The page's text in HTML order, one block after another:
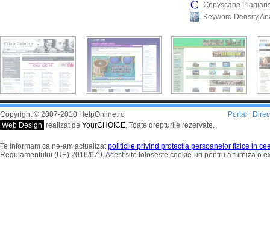
Copyscape
Keyword Density
Copyright © 2007-2010 HelpOnline.ro
Web Design realizat de YourCHOICE. Toate drepturile rezervate.
Portal
Te informam ca ne-am actualizatpoliticile privind protectia persoanelor fizice in
Regulamentului (UE) 2016/679. Acest site foloseste cookie-uri pentru a furniza o